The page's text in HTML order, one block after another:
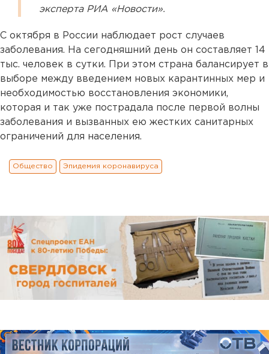
эксперта РИА «Новости».
С октября в России наблюдает рост случаев
заболевания. На сегодняшний день он составляет 14
тыс. человек в сутки. При этом страна балансирует в
выборе между введением новых карантинных мер и
необходимостью восстановления экономики,
которая и так уже пострадала после первой волны
заболевания и вызванных ею жестких санитарных
ограничений для населения.
Общество Эпидемия коронавируса